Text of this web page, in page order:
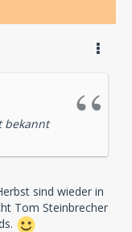
bekannt
sind wieder in
Tom Steinbrecher